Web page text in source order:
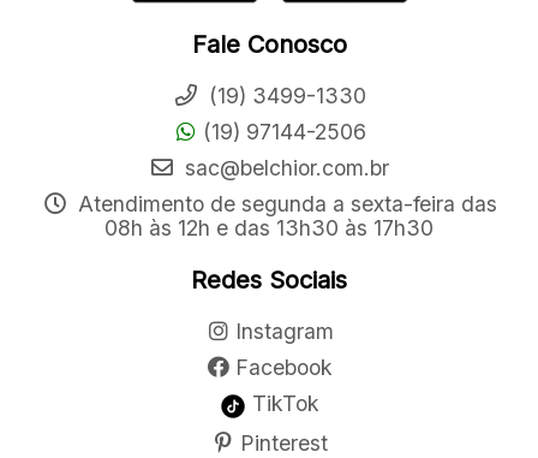
Fale Conosco
(19) 3499-1330
(19) 97144-2506
sac@belchior.com.br
Atendimento de segunda a sexta-feira das
08h às 12h e das 13h30 às 17h30
Redes Sociais
Instagram
Facebook
TikTok
Pinterest